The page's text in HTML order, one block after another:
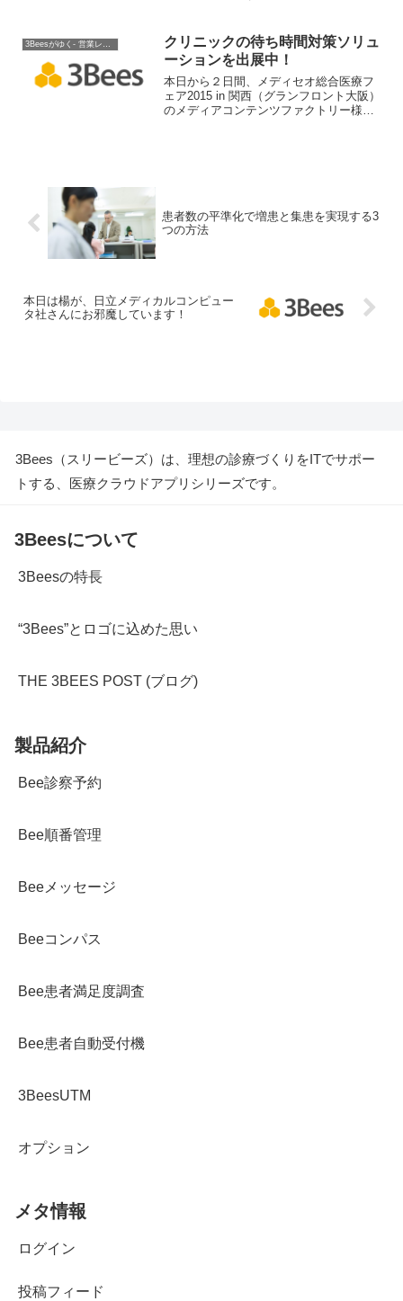
察予約、Bee順番管理、Beeメッセージ」
や電子カルテ連携のデモをご覧いただけ
ます。是非、お立ち寄りください。
3Beesがゆく- 営業レポート
クリニックの待ち時間対策ソリュ
ーションを出展中！
本日から２日間、メディセオ総合医療フ
ェア2015 in 関西（グランフロント大阪）
のメディアコンテンツファクトリー様ブ
患者数の平準化で増患と集患を実現する3
つの方法
本日は楊が、日立メディカルコンピュー
タ社さんにお邪魔しています！
3Bees（スリービーズ）は、理想の診療づくりをITでサポー
トする、医療クラウドアプリシリーズです。
3Beesについて
3Beesの特長
“3Bees”とロゴに込めた思い
THE 3BEES POST (ブログ)
製品紹介
Bee診察予約
Bee順番管理
Beeメッセージ
Beeコンパス
Bee患者満足度調査
Bee患者自動受付機
3BeesUTM
オプション
メタ情報
ログイン
投稿フィード